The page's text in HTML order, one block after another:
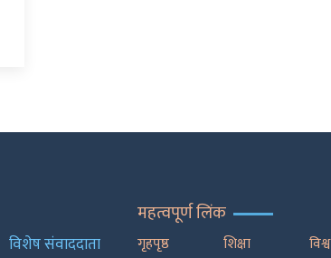
विशेष संवाददाता
महत्वपूर्ण लिंक
गृहपृष्ठ
शिक्षा
विश्व